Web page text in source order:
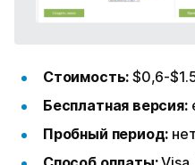
Стоимость: $0,6-
Бесплатная версия:
Пробный период: нет